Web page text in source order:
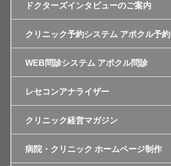
ドクターズインタビューのご案内
クリニック予約システム アポクル予約
WEB問診システム アポクル問診
レセコンアナライザー
クリニック経営マガジン
病院・クリニック ホームページ制作